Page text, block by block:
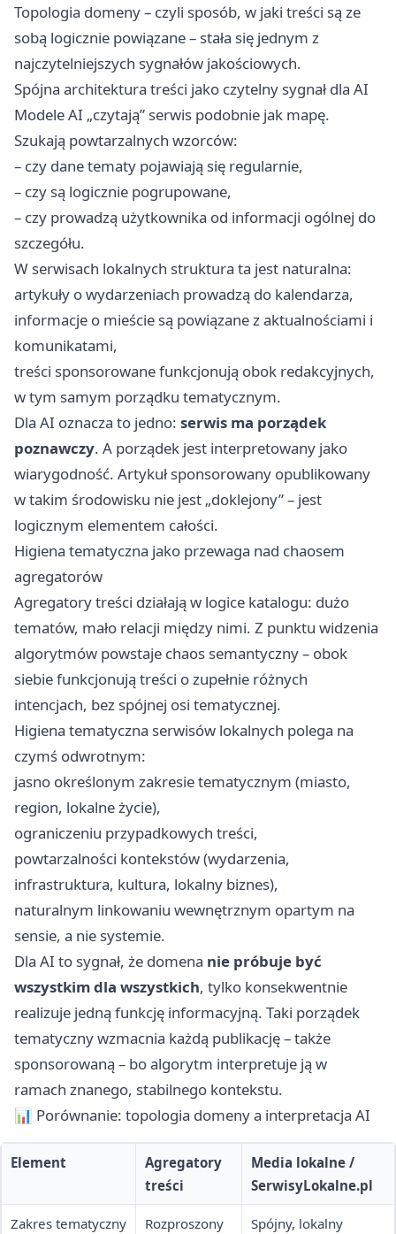
Topologia domeny – czyli sposób, w jaki treści są ze
sobą logicznie powiązane – stała się jednym z
najczytelniejszych sygnałów jakościowych.
Spójna architektura treści jako czytelny sygnał dla AI
Modele AI „czytają” serwis podobnie jak mapę.
Szukają powtarzalnych wzorców:
– czy dane tematy pojawiają się regularnie,
– czy są logicznie pogrupowane,
– czy prowadzą użytkownika od informacji ogólnej do
szczegółu.
W serwisach lokalnych struktura ta jest naturalna:
artykuły o wydarzeniach prowadzą do kalendarza,
informacje o mieście są powiązane z aktualnościami i
komunikatami,
treści sponsorowane funkcjonują obok redakcyjnych,
w tym samym porządku tematycznym.
Dla AI oznacza to jedno: serwis ma porządek
poznawczy. A porządek jest interpretowany jako
wiarygodność. Artykuł sponsorowany opublikowany
w takim środowisku nie jest „doklejony” – jest
logicznym elementem całości.
Higiena tematyczna jako przewaga nad chaosem
agregatorów
Agregatory treści działają w logice katalogu: dużo
tematów, mało relacji między nimi. Z punktu widzenia
algorytmów powstaje chaos semantyczny – obok
siebie funkcjonują treści o zupełnie różnych
intencjach, bez spójnej osi tematycznej.
Higiena tematyczna serwisów lokalnych polega na
czymś odwrotnym:
jasno określonym zakresie tematycznym (miasto,
region, lokalne życie),
ograniczeniu przypadkowych treści,
powtarzalności kontekstów (wydarzenia,
infrastruktura, kultura, lokalny biznes),
naturalnym linkowaniu wewnętrznym opartym na
sensie, a nie systemie.
Dla AI to sygnał, że domena nie próbuje być
wszystkim dla wszystkich, tylko konsekwentnie
realizuje jedną funkcję informacyjną. Taki porządek
tematyczny wzmacnia każdą publikację – także
sponsorowaną – bo algorytm interpretuje ją w
ramach znanego, stabilnego kontekstu.
📊 Porównanie: topologia domeny a interpretacja AI
Element
Agregatory
treści
Media lokalne /
SerwisyLokalne.pl
Zakres tematyczny Rozproszony Spójny, lokalny